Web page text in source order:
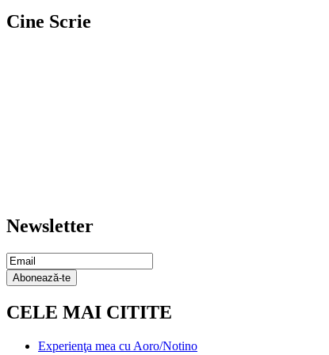
Cine Scrie
Newsletter
Email
Subscription
Abonează-te
CELE MAI CITITE
Experienţa mea cu Aoro/Notino